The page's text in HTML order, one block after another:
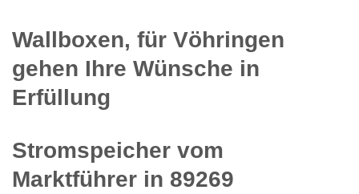
Wallboxen, für Vöhringen
gehen Ihre Wünsche in
Erfüllung
Stromspeicher vom
Marktführer in 89269